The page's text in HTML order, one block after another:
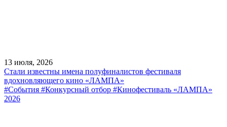
13 июля, 2026
Стали известны имена полуфиналистов фестиваля
вдохновляющего кино «ЛАМПА»
#События #Конкурсный отбор #Кинофестиваль «ЛАМПА»
2026